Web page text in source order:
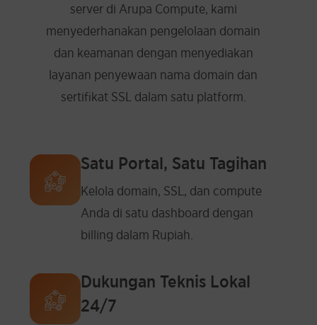
server di Arupa Compute, kami
menyederhanakan pengelolaan domain
dan keamanan dengan menyediakan
layanan penyewaan nama domain dan
sertifikat SSL dalam satu platform.
Satu Portal, Satu Tagihan
Kelola domain, SSL, dan compute
Anda di satu dashboard dengan
billing dalam Rupiah.
Dukungan Teknis Lokal
24/7